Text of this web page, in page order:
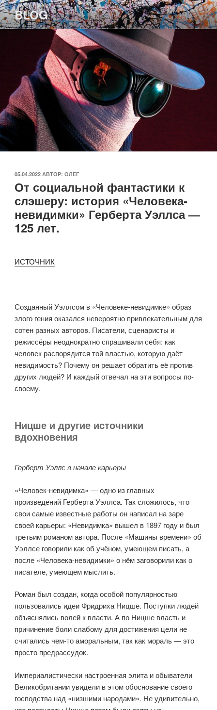
Перейти
к
содержимому
BLOG
ОПУБЛИКОВАНО
05.04.2022 АВТОР: ОЛЕГ
От социальной фантастики к
слэшеру: история «Человека-
невидимки» Герберта Уэллса —
125 лет.
ИСТОЧНИК
Созданный Уэллсом в «Человеке-невидимке» образ
злого гения оказался невероятно привлекательным для
сотен разных авторов. Писатели, сценаристы и
режиссёры неоднократно спрашивали себя: как
человек распорядится той властью, которую даёт
невидимость? Почему он решает обратить её против
других людей? И каждый отвечал на эти вопросы по-
своему.
Ницше и другие источники
вдохновения
​Герберт Уэллс в начале карьеры
«Человек-невидимка» — одно из главных
произведений Герберта Уэллса. Так сложилось, что
свои самые известные работы он написал на заре
своей карьеры: «Невидимка» вышел в 1897 году и был
третьим романом автора. После «Машины времени» об
Уэллсе говорили как об учёном, умеющем писать, а
после «Человека-невидимки» о нём заговорили как о
писателе, умеющем мыслить.
Роман был создан, когда особой популярностью
пользовались идеи Фридриха Ницше. Поступки людей
объяснялись волей к власти. А по Ницше власть и
причинение боли слабому для достижения цели не
считались чем-то аморальным, так как мораль — это
просто предрассудок.
Империалистически настроенная элита и обыватели
Великобритании увидели в этом обоснование своего
господства над «низшими народами». Не удивительно,